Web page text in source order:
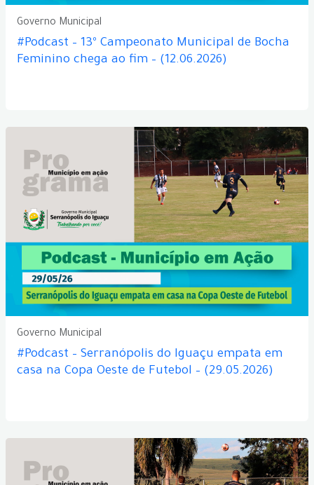
Governo Municipal
#Podcast – 13º Campeonato Municipal de Bocha
Feminino chega ao fim – (12.06.2026)
Governo Municipal
#Podcast – Serranópolis do Iguaçu empata em
casa na Copa Oeste de Futebol – (29.05.2026)